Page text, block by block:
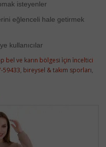
isteyenler
eğlenceli hale getirmek
kullanıcılar
bel ve karın bölgesi i̇çin i̇nceltici
59433, bireysel & takım sporları,